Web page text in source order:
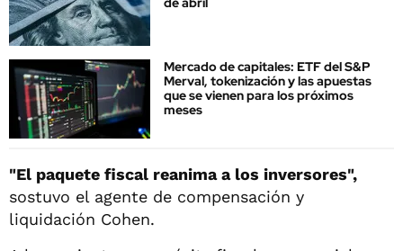
Mercado de capitales: ETF del S&P
Merval, tokenización y las apuestas
que se vienen para los próximos
meses
"El paquete fiscal reanima a los inversores",
sostuvo el agente de compensación y
liquidación Cohen.